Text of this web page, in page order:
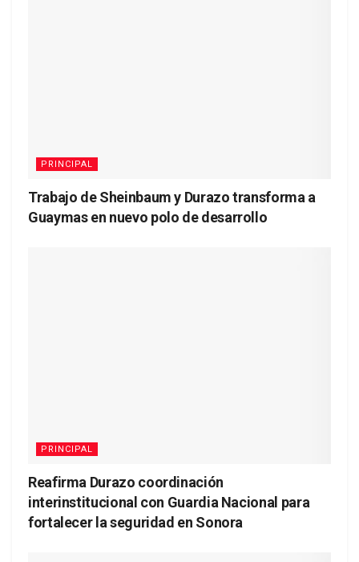
PRINCIPAL
Trabajo de Sheinbaum y Durazo transforma a
Guaymas en nuevo polo de desarrollo
PRINCIPAL
Reafirma Durazo coordinación
interinstitucional con Guardia Nacional para
fortalecer la seguridad en Sonora